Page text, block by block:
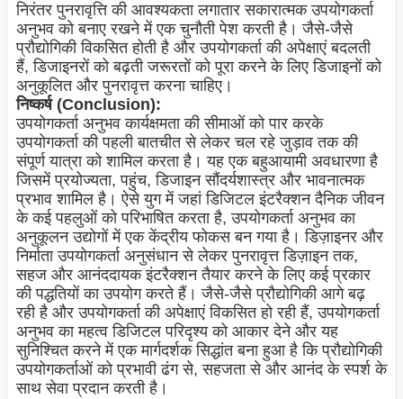
निरंतर पुनरावृत्ति की आवश्यकता लगातार सकारात्मक उपयोगकर्ता
अनुभव को बनाए रखने में एक चुनौती पेश करती है। जैसे-जैसे
प्रौद्योगिकी विकसित होती है और उपयोगकर्ता की अपेक्षाएं बदलती
हैं, डिजाइनरों को बढ़ती जरूरतों को पूरा करने के लिए डिजाइनों को
अनुकूलित और पुनरावृत्त करना चाहिए।
निष्कर्ष (Conclusion):
उपयोगकर्ता अनुभव कार्यक्षमता की सीमाओं को पार करके
उपयोगकर्ता की पहली बातचीत से लेकर चल रहे जुड़ाव तक की
संपूर्ण यात्रा को शामिल करता है। यह एक बहुआयामी अवधारणा है
जिसमें प्रयोज्यता, पहुंच, डिजाइन सौंदर्यशास्त्र और भावनात्मक
प्रभाव शामिल है। ऐसे युग में जहां डिजिटल इंटरैक्शन दैनिक जीवन
के कई पहलुओं को परिभाषित करता है, उपयोगकर्ता अनुभव का
अनुकूलन उद्योगों में एक केंद्रीय फोकस बन गया है। डिज़ाइनर और
निर्माता उपयोगकर्ता अनुसंधान से लेकर पुनरावृत्त डिज़ाइन तक,
सहज और आनंददायक इंटरैक्शन तैयार करने के लिए कई प्रकार
की पद्धतियों का उपयोग करते हैं। जैसे-जैसे प्रौद्योगिकी आगे बढ़
रही है और उपयोगकर्ता की अपेक्षाएं विकसित हो रही हैं, उपयोगकर्ता
अनुभव का महत्व डिजिटल परिदृश्य को आकार देने और यह
सुनिश्चित करने में एक मार्गदर्शक सिद्धांत बना हुआ है कि प्रौद्योगिकी
उपयोगकर्ताओं को प्रभावी ढंग से, सहजता से और आनंद के स्पर्श के
साथ सेवा प्रदान करती है।